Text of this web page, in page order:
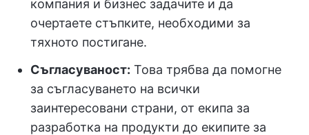
компания и бизнес задачите и да
очертаете стъпките, необходими за
тяхното постигане.
Съгласуваност: Това трябва да помогне
за съгласуването на всички
заинтересовани страни, от екипа за
разработка на продукти до екипите за